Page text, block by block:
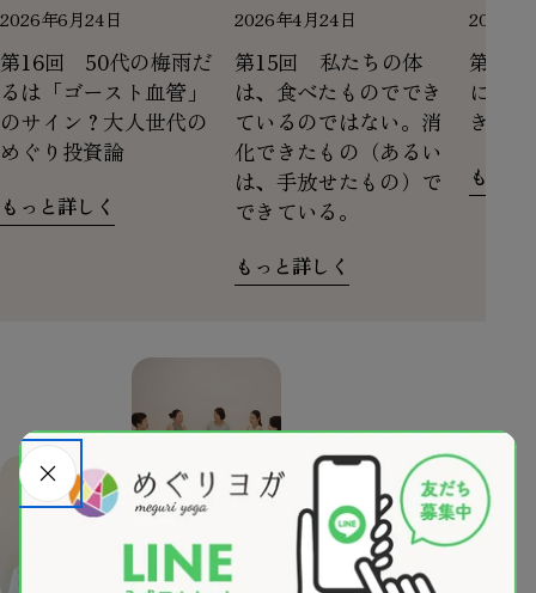
2026年6月24日
第16回 50代の梅雨だ
るは「ゴースト血管」
のサイン？大人世代の
めぐり投資論
もっと詳しく
2026年4月24日
第15回 私たちの体
は、食べたものででき
ているのではない。消
化できたもの（あるい
は、手放せたもの）で
できている。
もっと詳しく
2026年
第14
にす
きた
もっと